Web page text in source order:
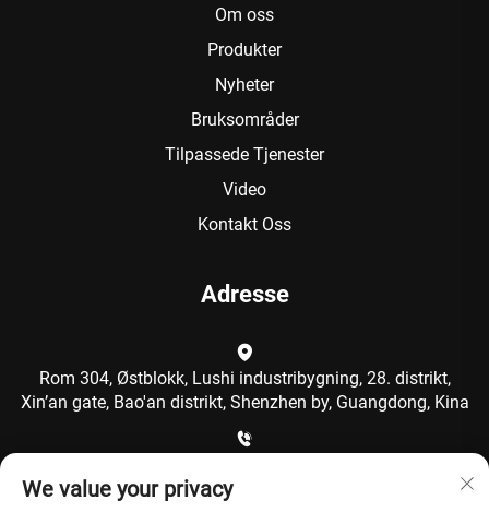
Om oss
Produkter
Nyheter
Bruksområder
Tilpassede Tjenester
Video
Kontakt Oss
Adresse
Rom 304, Østblokk, Lushi industribygning, 28. distrikt,
Xin’an gate, Bao'an distrikt, Shenzhen by, Guangdong, Kina
We value your privacy